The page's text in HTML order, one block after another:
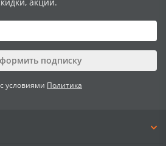
подписку
условиями Политика